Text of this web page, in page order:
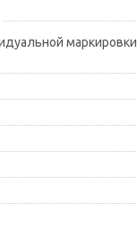
маркировки